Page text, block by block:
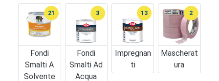
Fondi
Smalti A
Solvente
21
Fondi
Smalti Ad
Acqua
3
Impregnan
Ti
13
Mascherat
Ura
2